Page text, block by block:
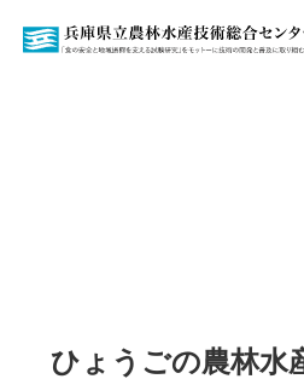
ひょうごの農林